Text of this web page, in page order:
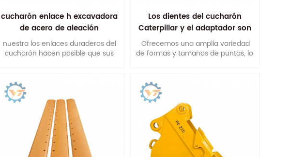
cucharón enlace h excavadora
de acero de aleación
articulación del cucharón
nuestra los enlaces duraderos del
cucharón hacen posible que sus
Los dientes del cucharón
Caterpillar y el adaptador son
resistentes al desgaste con alta
tenacidad
Ofrecemos una amplia variedad
de formas y tamaños de puntas, lo